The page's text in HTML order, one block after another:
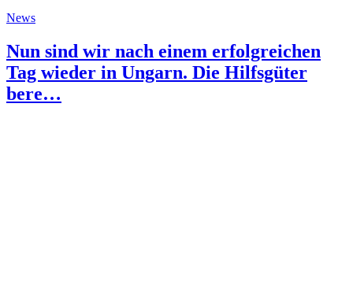
News
Nun sind wir nach einem erfolgreichen
Tag wieder in Ungarn. Die Hilfsgüter
bere…